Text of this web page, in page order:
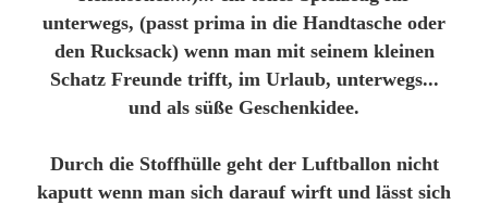
unterwegs, (passt prima in die Handtasche oder
den Rucksack) wenn man mit seinem kleinen
Schatz Freunde trifft, im Urlaub, unterwegs...
und als süße Geschenkidee.
Durch die Stoffhülle geht der Luftballon nicht
kaputt wenn man sich darauf wirft und lässt sich